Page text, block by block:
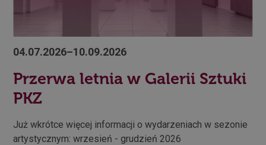
04.07.2026–10.09.2026
Przerwa letnia w Galerii Sztuki
PKZ
Już wkrótce więcej informacji o wydarzeniach w sezonie
artystycznym: wrzesień - grudzień 2026